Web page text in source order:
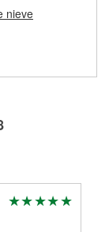
de
si pueden
o discos no
encontrar las
nieve